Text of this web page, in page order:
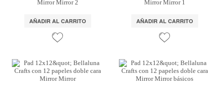
Mirror Mirror 2
AÑADIR AL CARRITO
Mirror Mirror 1
AÑADIR AL CARRITO